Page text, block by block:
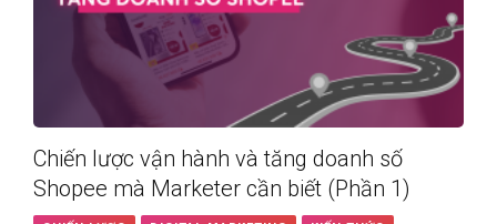
Chiến lược vận hành và tăng doanh số
Shopee mà Marketer cần biết (Phần 1)